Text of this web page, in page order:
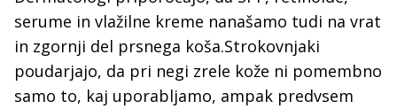
serume in vlažilne kreme nanašamo tudi na vrat
in zgornji del prsnega koša.Strokovnjaki
poudarjajo, da pri negi zrele kože ni pomembno
samo to, kaj uporabljamo, ampak predvsem